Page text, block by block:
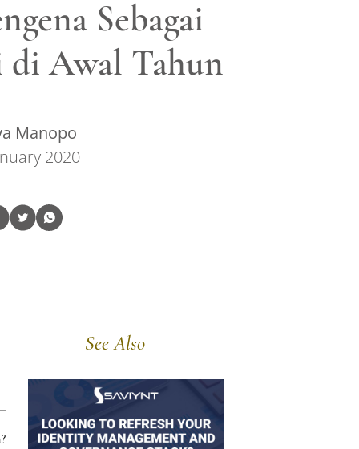
Sebagai
Awal Tahun
Manopo
2020
See Also